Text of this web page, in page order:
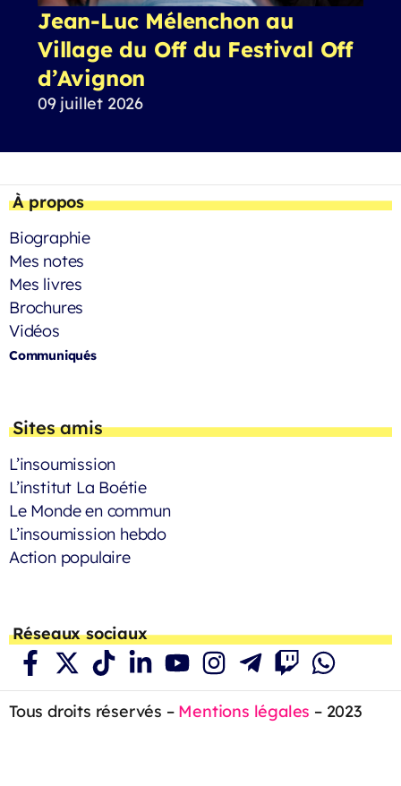
Jean-Luc Mélenchon au
Village du Off du Festival Off
d’Avignon
09 juillet 2026
À propos
Biographie
Mes notes
Mes livres
Brochures
Vidéos
Communiqués
Sites amis
L’insoumission
L’institut La Boétie
Le Monde en commun
L’insoumission hebdo
Action populaire
Réseaux sociaux
Tous droits réservés – Mentions légales – 2023